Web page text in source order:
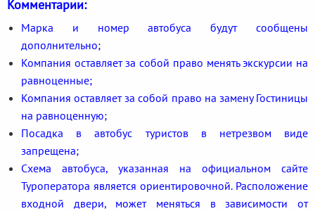
Комментарии:
Марка и номер автобуса будут сообщены
дополнительно;
Компания оставляет за собой право менять экскурсии на
равноценные;
Компания оставляет за собой право на замену Гостиницы
на равноценную;
Посадка в автобус туристов в нетрезвом виде
запрещена;
Схема автобуса, указанная на официальном сайте
Туроператора является ориентировочной. Расположение
входной двери, может меняться в зависимости от